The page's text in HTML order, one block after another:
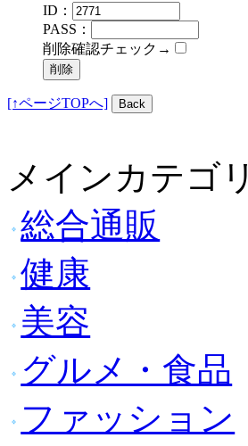
ID：
PASS：
削除確認チェック→
[↑ページTOPへ]
メインカテゴリ
総合通販
健康
美容
グルメ・食品
ファッション